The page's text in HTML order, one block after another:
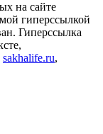
на сайте
гиперссылкой
Гиперссылка
sakhalife.ru,